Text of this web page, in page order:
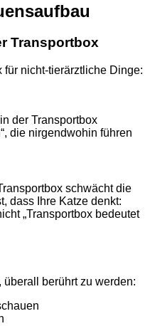
Transportbox
nicht-tierärztliche Dinge:
der Transportbox
die nirgendwohin führen
schwächt die
dass Ihre Katze denkt:
„Transportbox bedeutet
berührt zu werden: